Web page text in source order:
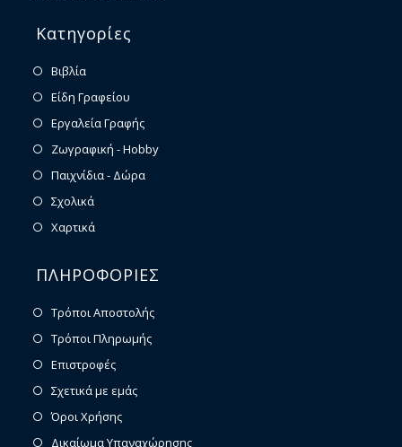
Κατηγορίες
Βιβλία
Είδη Γραφείου
Εργαλεία Γραφής
Ζωγραφική - Hobby
Παιχνίδια - Δώρα
Σχολικά
Χαρτικά
ΠΛΗΡΟΦΟΡΙΕΣ
Τρόποι Αποστολής
Τρόποι Πληρωμής
Επιστροφές
Σχετικά με εμάς
Όροι Χρήσης
Δικαίωμα Υπαναχώρησης